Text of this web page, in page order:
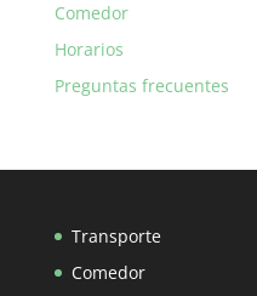
Comedor
Horarios
Preguntas frecuentes
Transporte
Comedor